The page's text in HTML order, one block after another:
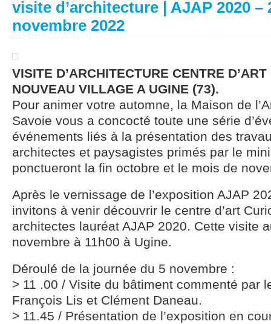
visite d’architecture | AJAP 2020 –
novembre 2022
VISITE D’ARCHITECTURE CENTRE
NOUVEAU VILLAGE A UGINE (73).
Pour animer votre automne, la Maison de
Savoie vous a concocté toute une série
événements liés à la présentation des
architectes et paysagistes primés par le
ponctueront la fin octobre et le mois de
Après le vernissage de l’exposition AJAP
invitons à venir découvrir le centre d’art
architectes lauréat AJAP 2020. Cette visite
novembre à 11h00 à Ugine.
Déroulé de la journée du 5 novembre :
> 11 .00 / Visite du bâtiment commenté par
François Lis et Clément Daneau.
> 11.45 / Présentation de l’exposition en